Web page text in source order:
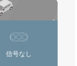
信号なし